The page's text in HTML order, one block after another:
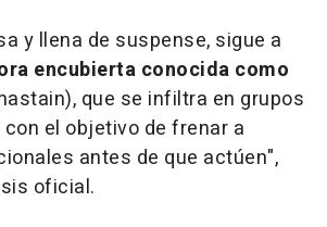
y llena de suspense, sigue a
encubierta conocida como
que se infiltra en grupos
el objetivo de frenar a
antes de que actúen",
oficial.